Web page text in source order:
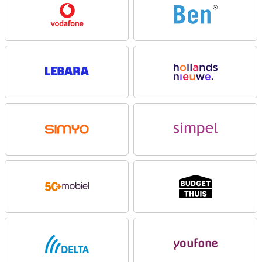
minuten weer genoeg power voor uren gebruik. Handig voor
onderweg of tijdens drukke dagen.
Mooi design
design geeft de Moto G06 Power een frisse en moderne uitstraling.
Daarnaast is hij spatwaterdicht met een IP64-classificatie en
beschermd is tegen krassen. Ook het display is mooi bij de
gamen of streamen. Water Touch-technologie maakt het scherm
Camera
Of je nu een snelle selfie maakt of een creatieve fotoshoot plant,
de Moto G06 Power staat voor je klaar. De slimme Quad Pixel-
camera met 50 MP hoofdsensor maakt heldere en scherpe foto’s,
ook in het donker dankzij Auto Night Vision. Met handige modi zoals
portret, panorama, slowmotion en timelapse leg je elk moment op
Photos. Van portretvervaging tot filmisch licht en Color Pop: je
foto’s zien er altijd professioneel uit. De camera is bovendien